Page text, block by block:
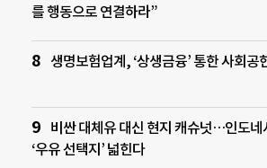
를 행동으로 연결하라”
생명보험업계, ‘상생금융’ 통한 사회공
비싼 대체유 대신 현지 캐슈넛…인도네
‘우유 선택지’ 넓힌다